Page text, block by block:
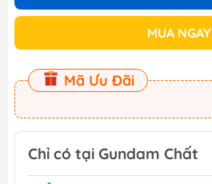
MUA NGAY
Mã Ưu Đãi
Chỉ có tại Gundam Chất